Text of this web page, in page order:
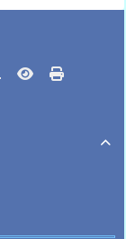
au
l’aventure
2h53.24 déjà
il devait
passant
à 36 ans, ce
encore mieux,
